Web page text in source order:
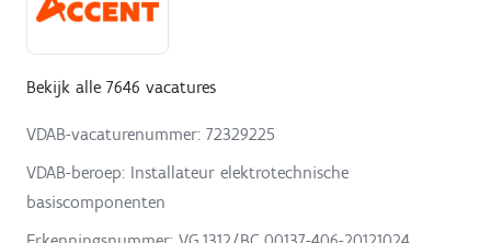
Bekijk alle 7646 vacatures
VDAB-vacaturenummer: 72329225
VDAB-beroep: Installateur elektrotechnische
basiscomponenten